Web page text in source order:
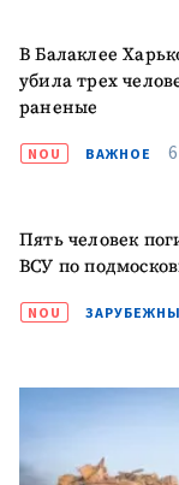
В Балаклее
убила трех
раненые
NOU ВАЖНОЕ
Пять человек
ВСУ по
NOU
+
+
новости
Имя